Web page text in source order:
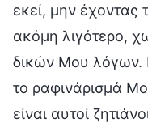
εκεί, μην έχοντας
ακόμη λιγότερο,
δικών Μου λόγων.
το ραφινάρισμά
είναι αυτοί